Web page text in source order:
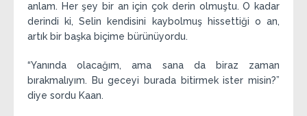
anlam. Her şey bir an için çok derin olmuştu. O kadar
derindi ki, Selin kendisini kaybolmuş hissettiği o an,
artık bir başka biçime bürünüyordu.
“Yanında olacağım, ama sana da biraz zaman
bırakmalıyım. Bu geceyi burada bitirmek ister misin?”
diye sordu Kaan.